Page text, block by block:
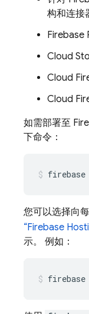
构和连接
Firebase
Cloud
Cloud
Cloud
如需部署至
下命令：
firebase
您可以选择向
“Firebase
示。 例如：
firebase